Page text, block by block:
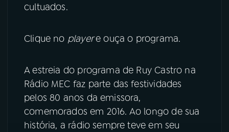
YouTube Facebook
cultuados.
Clique no playere ouça o programa.
A estreia do programa de Ruy Castro na
Rádio MEC faz parte das festividades
pelos 80 anos da emissora,
comemorados em 2016. Ao longo de sua
história, a rádio sempre teve em seu